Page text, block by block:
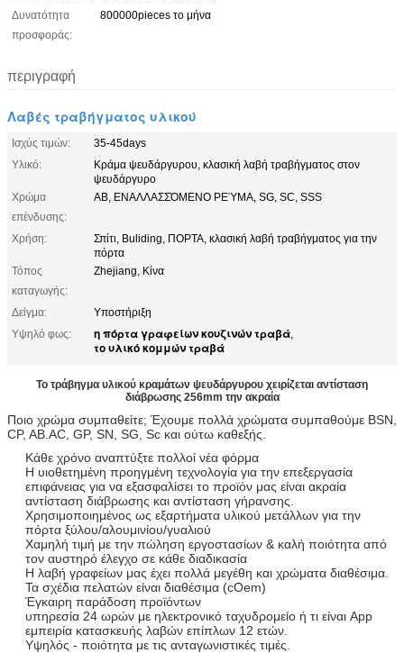
Δυνατότητα
προσφοράς:
800000pieces το μήνα
περιγραφή
Λαβές τραβήγματος υλικού
Ισχύς τιμών:
35-45days
Υλικό:
Κράμα ψευδάργυρου, κλασική λαβή τραβήγματος στον
ψευδάργυρο
Χρώμα
επένδυσης:
ΑΒ, ΕΝΑΛΛΑΣΣΌΜΕΝΟ ΡΕΎΜΑ, SG, SC, SSS
Χρήση:
Σπίτι, Buliding, ΠΟΡΤΑ, κλασική λαβή τραβήγματος για την
πόρτα
Τόπος
καταγωγής:
Zhejiang, Κίνα
Δείγμα:
Υποστήριξη
Υψηλό φως:
η πόρτα γραφείων κουζινών τραβά,
το υλικό κομμών τραβά
Το τράβηγμα υλικού κραμάτων ψευδάργυρου χειρίζεται αντίσταση
διάβρωσης 256mm την ακραία
Ποιο χρώμα συμπαθείτε; Έχουμε πολλά χρώματα συμπαθούμε BSN,
CP, AB.AC, GP, SN, SG, Sc και ούτω καθεξής.
Κάθε χρόνο αναπτύξτε πολλοί νέα φόρμα
Η υιοθετημένη προηγμένη τεχνολογία για την επεξεργασία
επιφάνειας για να εξασφαλίσει το προϊόν μας είναι ακραία
αντίσταση διάβρωσης και αντίσταση γήρανσης.
Χρησιμοποιημένος ως εξαρτήματα υλικού μετάλλων για την
πόρτα ξύλου/αλουμινίου/γυαλιού
Χαμηλή τιμή με την πώληση εργοστασίων & καλή ποιότητα από
τον αυστηρό έλεγχο σε κάθε διαδικασία
Η λαβή γραφείων μας έχει πολλά μεγέθη και χρώματα διαθέσιμα.
Τα σχέδια πελατών είναι διαθέσιμα (cOem)
Έγκαιρη παράδοση προϊόντων
υπηρεσία 24 ωρών με ηλεκτρονικό ταχυδρομείο ή τι είναι App
εμπειρία κατασκευής λαβών επίπλων 12 ετών.
Υψηλός - ποιότητα με τις ανταγωνιστικές τιμές.